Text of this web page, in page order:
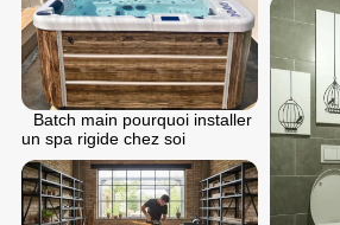
Batch main pourquoi installer
un spa rigide chez soi